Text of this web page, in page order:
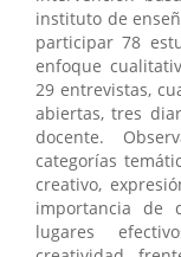
instituto de
participar 78
enfoque
29 entrevistas,
abiertas, tres
docente.
categorías
creativo,
importancia de
lugares